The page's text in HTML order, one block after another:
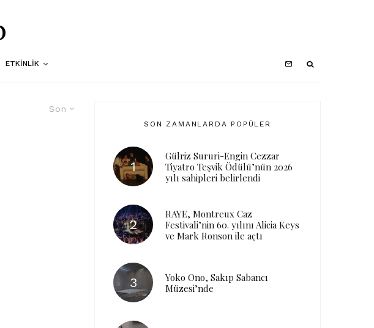
ETKINLIK
Son
SON ZAMANLARDA POPÜLER
Gülriz Sururi-Engin Cezzar
Tiyatro Teşvik Ödülü’nün 2026
yılı sahipleri belirlendi
RAYE, Montreux Caz
Festivali’nin 60. yılını Alicia Keys
ve Mark Ronson ile açtı
Yoko Ono, Sakıp Sabancı
Müzesi’nde